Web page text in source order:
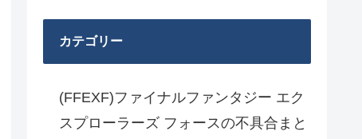
カテゴリー
(FFEXF)ファイナルファンタジー エク
スプローラーズ フォースの不具合まと